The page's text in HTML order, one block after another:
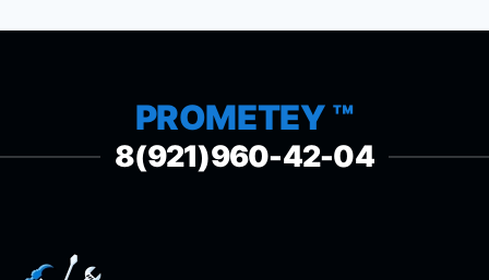
PROMETEY ™
8(921)960-42-04